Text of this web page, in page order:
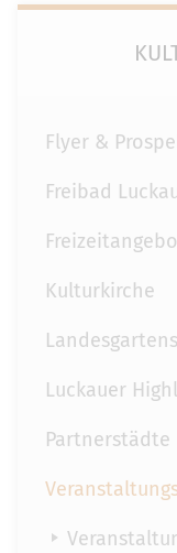
Flyer &
Freibad
Kulturkirche
Luckauer
Partnerstädte